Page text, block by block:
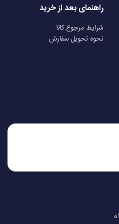
راهنمای بعد از خرید
شرایط مرجوع کالا
نحوه تحویل سفارش